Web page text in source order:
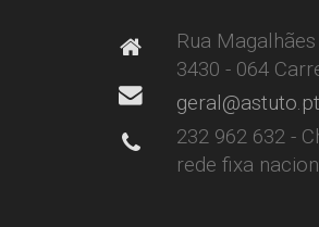
Rua
3430 - 064
geral@astuto.pt
232 962 632 -
rede fixa